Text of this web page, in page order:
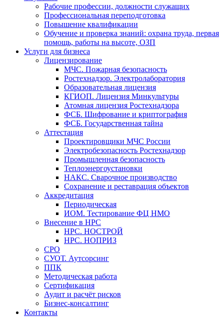
Рабочие профессии, должности служащих
Профессиональная переподготовка
Повышение квалификации
Обучение и проверка знаний: охрана труда, первая
помощь, работы на высоте, ОЗП
Услуги для бизнеса
Лицензирование
МЧС. Пожарная безопасность
Ростехнадзор. Электролаборатория
Образовательная лицензия
КГИОП. Лицензия Минкультуры
Атомная лицензия Ростехнадзора
ФСБ. Шифрование и криптография
ФСБ. Государственная тайна
Аттестация
Проектировщики МЧС России
Электробезопасность Ростехнадзор
Промышленная безопасность
Теплоэнергоустановки
НАКС. Сварочное производство
Сохранение и реставрация объектов
Аккредитация
Периодическая
ИОМ. Тестирование ФЦ НМО
Внесение в НРС
НРС. НОСТРОЙ
НРС. НОПРИЗ
СРО
СУОТ. Аутсорсинг
ППК
Методическая работа
Сертификация
Аудит и расчёт рисков
Бизнес-консалтинг
Контакты